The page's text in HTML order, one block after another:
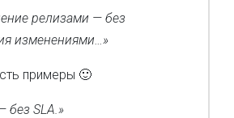
релизами — без
изменениями…»
примеры 🙂
без SLA.»